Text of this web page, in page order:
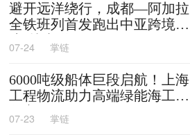
避开远洋绕行，成都—阿加拉
全铁班列首发跑出中亚跨境物
流“快车道”
07-24 掌链
6000吨级船体巨段启航！上海
工程物流助力高端绿能海工装
07-23 掌链